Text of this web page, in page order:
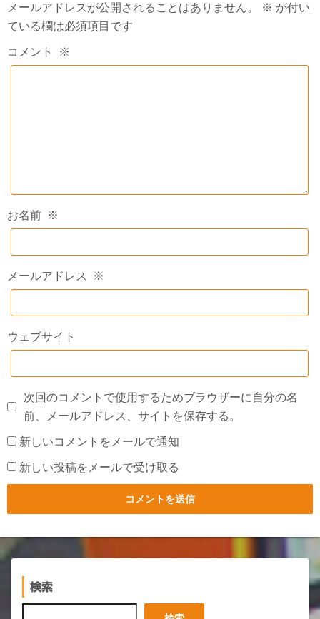
メールアドレスが公開されることはありません。 ※ が付い
ている欄は必須項目です
コメント ※
お名前 ※
メールアドレス ※
ウェブサイト
次回のコメントで使用するためブラウザーに自分の名
前、メールアドレス、サイトを保存する。
新しいコメントをメールで通知
新しい投稿をメールで受け取る
検索